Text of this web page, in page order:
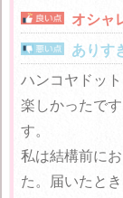
オシャ
ありす
ハンコヤドッ
楽しかったで
す。
私は結構前に
た。届いたと